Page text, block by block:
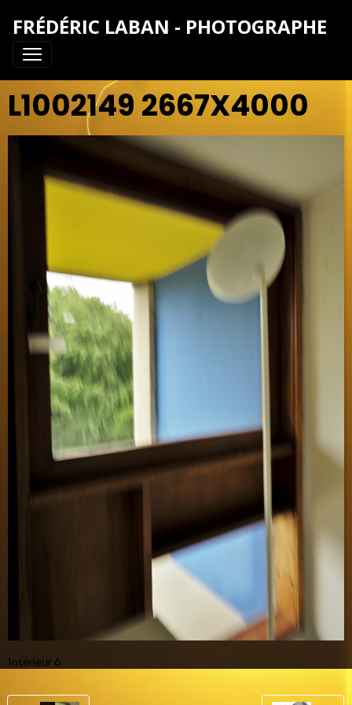
FRÉDÉRIC LABAN - PHOTOGRAPHE
L1002149 2667X4000
Intérieur 6